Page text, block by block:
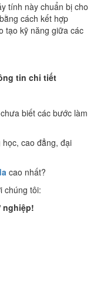
tính này chuẩn bị cho
cách kết hợp
tạo kỹ năng giữa các
tin chi tiết
biết các bước làm
cao đẳng, đại
cao nhất?
chúng tôi:
nghiệp!